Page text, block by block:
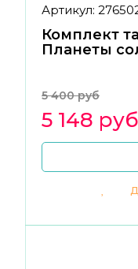
Артикул:
Комплект таблиц
Планеты
5 400 руб
5 148 руб